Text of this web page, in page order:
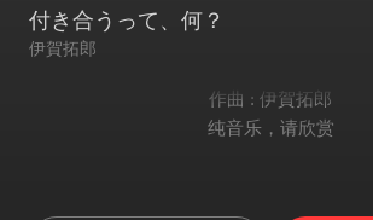
付き合うって、何？
伊賀拓郎
作曲 : 伊賀拓郎
纯音乐，请欣赏